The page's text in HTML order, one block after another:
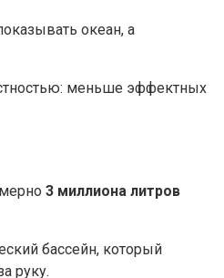
океан, а
меньше эффектных
3 миллиона литров
бассейн, который
руку.